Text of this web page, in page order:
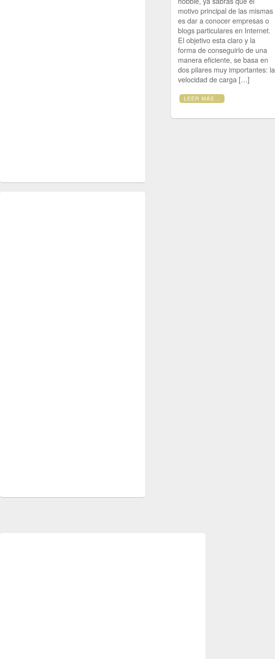
motivo principal de las mismas
es dar a conocer empresas o
blogs particulares en Internet.
El objetivo esta claro y la
forma de conseguirlo de una
manera eficiente, se basa en
dos pilares muy importantes: la
velocidad de carga […]
LEER MÁS...